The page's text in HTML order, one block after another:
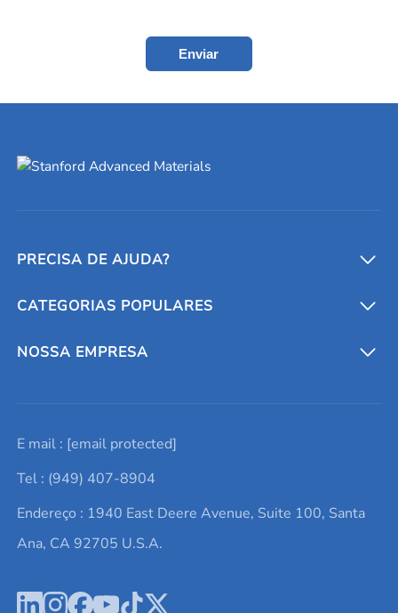
Enviar
PRECISA DE AJUDA?
Conversores e calculadoras
Entre em contato conosco
Lista de consultas
Termos e Condições
Política de Privacidade
CATEGORIAS POPULARES
Metais refratários
Elementos de terras raras
Alvos de pulverização catódica
Ácido hialurônico
NOSSA EMPRESA
Promoções atuais
Notícias e blogs
Estudos de caso
E mail : [email protected]
Tel : (949) 407-8904
Endereço : 1940 East Deere Avenue, Suite 100, Santa
Ana, CA 92705 U.S.A.